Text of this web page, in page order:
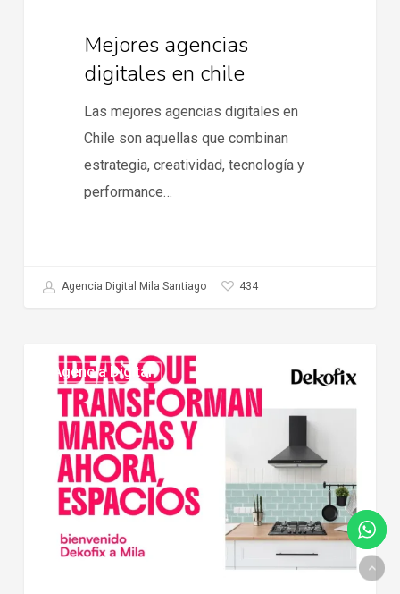
Mejores agencias
digitales en chile
Las mejores agencias digitales en
Chile son aquellas que combinan
estrategia, creatividad, tecnología y
performance…
Agencia Digital Mila Santiago 434
Agencia Digital
Agencia
Digital
Dekofix